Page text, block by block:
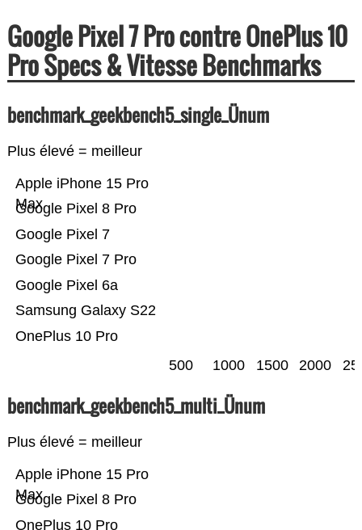
Google Pixel 7 Pro contre OnePlus 10
Pro Specs & Vitesse Benchmarks
benchmark_geekbench5_single_Ünum
Plus élevé = meilleur
OnePlus 10 Pro
Samsung Galaxy S22
Google Pixel 6a
Google Pixel 7 Pro
Google Pixel 7
Google Pixel 8 Pro
Apple iPhone 15 Pro
Max
500 1000 1500 2000
benchmark_geekbench5_multi_Ünum
Plus élevé = meilleur
OnePlus 10 Pro
Google Pixel 8 Pro
Apple iPhone 15 Pro
Max